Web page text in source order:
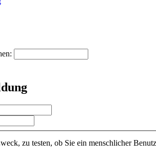
zu testen, ob Sie ein menschlicher